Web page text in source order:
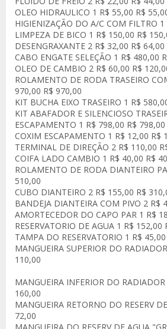
OLEO HIDRAULICO 1 R$ 55,00 R$
HIGIENIZAÇÃO DO A/C COM FILTRO
LIMPEZA DE BICO 1 R$ 150,00 R$
DESENGRAXANTE 2 R$ 32,00 R$ 64,00
CABO ENGATE SELEÇÃO 1 R$ 480,00
OLEO DE CAMBIO 2 R$ 60,00 R$
ROLAMENTO DE RODA TRASEIRO
970,00 R$ 970,00
KIT BUCHA EIXO TRASEIRO 1 R$
KIT ABAFADOR E SILENCIOSO
ESCAPAMENTO 1 R$ 798,00 R$ 798,00
COXIM ESCAPAMENTO 1 R$ 12,00 R$
TERMINAL DE DIREÇÃO 2 R$ 110,00
COIFA LADO CAMBIO 1 R$ 40,00 R$
ROLAMENTO DE RODA DIANTEIRO
510,00
CUBO DIANTEIRO 2 R$ 155,00 R$
BANDEJA DIANTEIRA COM PIVO 2 R$
AMORTECEDOR DO CAPO PAR 1 R$
RESERVATORIO DE AGUA 1 R$ 152,00
TAMPA DO RESERVATORIO 1 R$
MANGUEIRA SUPERIOR DO
110,00
MANGUEIRA INFERIOR DO
160,00
MANGUEIRA RETORNO DO RESERV
72,00